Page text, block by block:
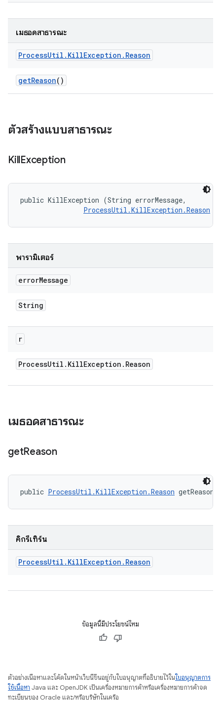
เมธอดสาธารณะ
ProcessUtil . KillException . Reason
getReason()
ตัวสร้างแบบสาธารณะ
KillException
public KillException (String errorMessage,
ProcessUtil.KillException.Reason
พารามิเตอร์
errorMessage
String
r
ProcessUtil . KillException . Reason
เมธอดสาธารณะ
getReason
public ProcessUtil.KillException.Reason getReason
คิกรีเทิร์น
ProcessUtil . KillException . Reason
ข้อมูลนี้มีประโยชน์ไหม
ตัวอย่างเนื้อหาและโค้ดในหน้าเว็บนี้ขึ้นอยู่กับใบอนุญาตที่อธิบายไว้ในใบอนุญาตการ
ใช้เนื้อหา Java และ OpenJDK เป็นเครื่องหมายการค้าหรือเครื่องหมายการค้าจด
ทะเบียนของ Oracle และ/หรือบริษัทในเครือ